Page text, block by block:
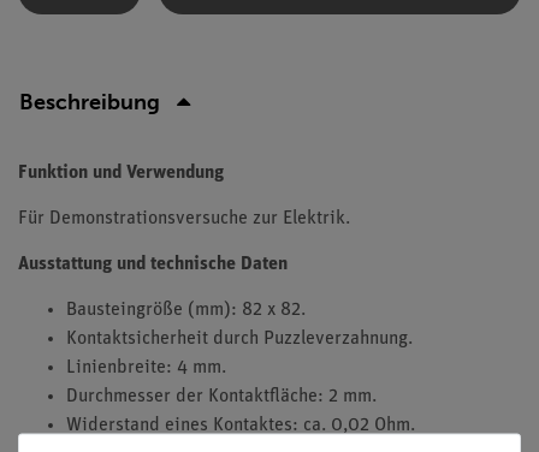
Beschreibung
Funktion und Verwendung
Für Demonstrationsversuche zur Elektrik.
Ausstattung und technische Daten
Bausteingröße (mm): 82 x 82.
Kontaktsicherheit durch Puzzleverzahnung.
Linienbreite: 4 mm.
Durchmesser der Kontaktfläche: 2 mm.
Widerstand eines Kontaktes: ca. 0,02 Ohm.